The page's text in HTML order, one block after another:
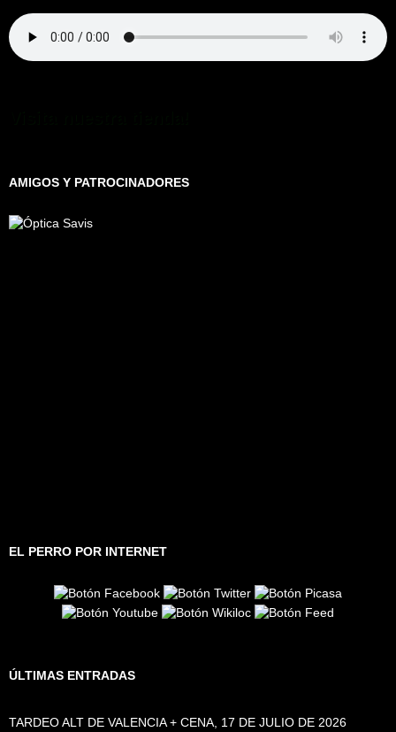
AMIGOS Y PATROCINADORES
EL PERRO POR INTERNET
ÚLTIMAS ENTRADAS
TARDEO ALT DE VALENCIA + CENA, 17 DE JULIO DE 2026